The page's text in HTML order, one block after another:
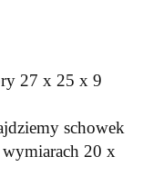
27 x 25 x 9
schowek
20 x